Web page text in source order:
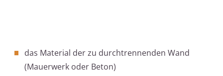
das Material der zu durchtrennenden Wand
(Mauerwerk oder Beton)